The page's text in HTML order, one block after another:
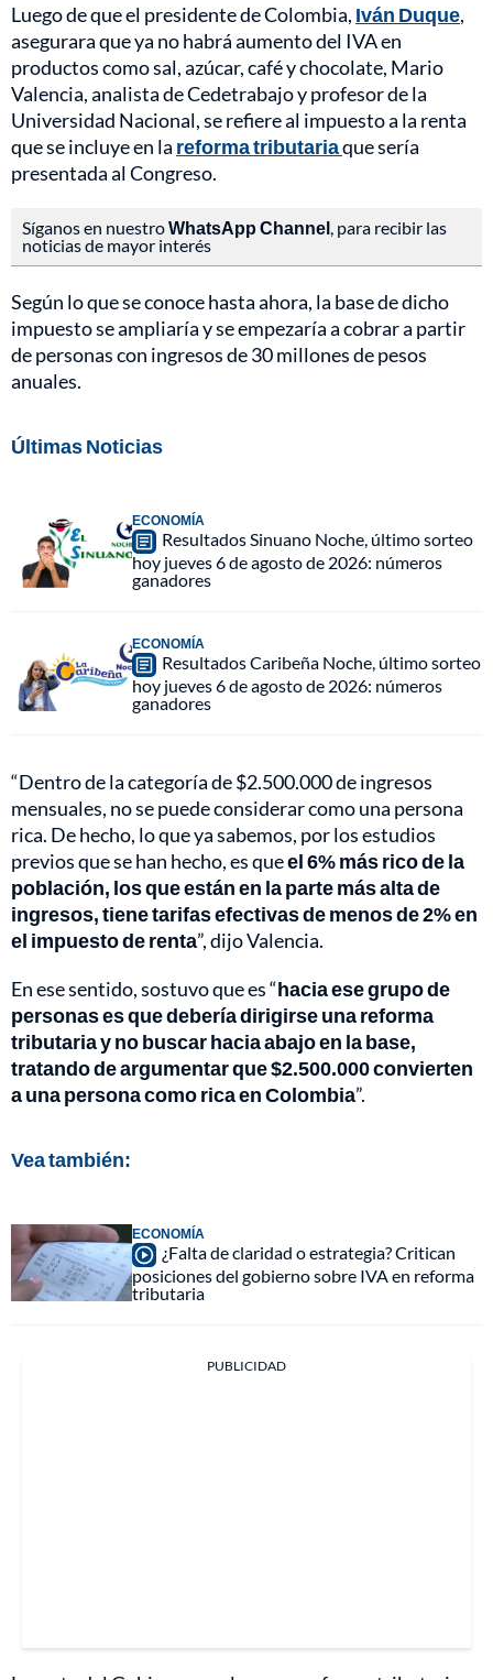
Luego de que el presidente de Colombia, Iván Duque,
asegurara que ya no habrá aumento del IVA en
productos como sal, azúcar, café y chocolate, Mario
Valencia, analista de Cedetrabajo y profesor de la
Universidad Nacional, se refiere al impuesto a la renta
que se incluye en la reforma tributariaque sería
presentada al Congreso.
Síganos en nuestroWhatsApp Channel , para recibir las
noticias de mayor interés
Según lo que se conoce hasta ahora, la base de dicho
impuesto se ampliaría y se empezaría a cobrar a partir
de personas con ingresos de 30 millones de pesos
anuales.
Últimas Noticias
ECONOMÍA
Resultados Sinuano Noche, último sorteo
hoy jueves 6 de agosto de 2026: números
ganadores
ECONOMÍA
Resultados Caribeña Noche, último sorteo
hoy jueves 6 de agosto de 2026: números
ganadores
“Dentro de la categoría de $2.500.000 de ingresos
mensuales, no se puede considerar como una persona
rica. De hecho, lo que ya sabemos, por los estudios
previos que se han hecho, es queel 6% más rico de la
población, los que están en la parte más alta de
ingresos, tiene tarifas efectivas de menos de 2% en
el impuesto de renta”, dijo Valencia.
En ese sentido, sostuvo que es “hacia ese grupo de
personas es que debería dirigirse una reforma
tributaria y no buscar hacia abajo en la base,
tratando de argumentar que $2.500.000 convierten
a una persona como rica en Colombia”.
Vea también:
ECONOMÍA
¿Falta de claridad o estrategia? Critican
posiciones del gobierno sobre IVA en reforma
tributaria
PUBLICIDAD